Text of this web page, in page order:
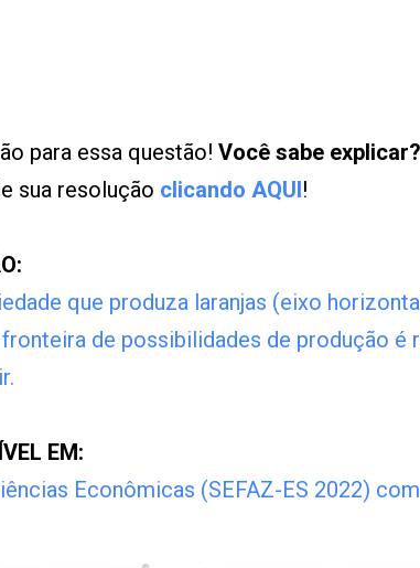
para essa questão! Você sabe explicar?
sua resolução clicando AQUI!
que produza laranjas (eixo
de possibilidades de produção é
EM:
Econômicas (SEFAZ-ES 2022)